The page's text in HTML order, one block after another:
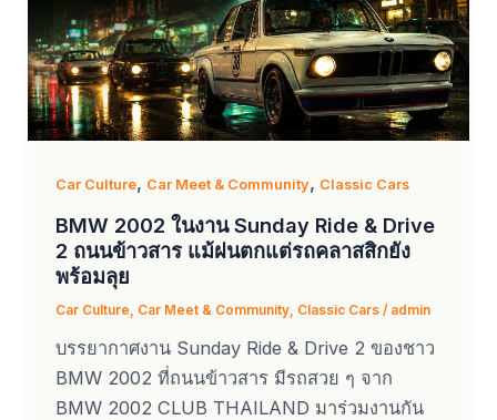
Car Culture, Car Meet & Community, Classic Cars
BMW 2002 ในงาน Sunday Ride & Drive
2 ถนนข้าวสาร แม้ฝนตกแต่รถคลาสสิกยัง
พร้อมลุย
Car Culture, Car Meet & Community, Classic Cars/ admin
บรรยากาศงาน Sunday Ride & Drive 2 ของชาว
BMW 2002 ที่ถนนข้าวสาร มีรถสวย ๆ จาก
BMW 2002 CLUB THAILAND มาร่วมงานกัน